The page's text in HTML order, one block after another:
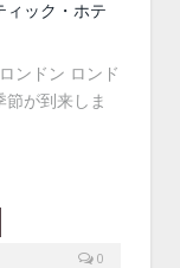
ィック・ホテ
ンドン ロンド
が到来しま
0